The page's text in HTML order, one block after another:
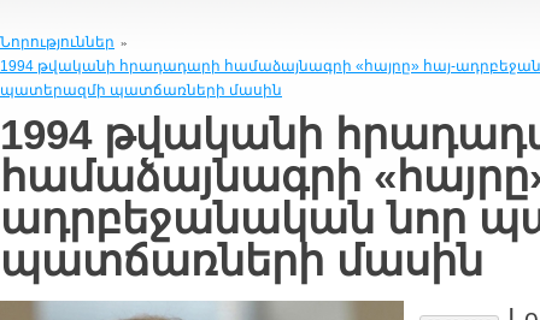
Նորություններ »
1994 թվականի հրադադարի համաձայնագրի «հայրը» հայ-
պատերազմի պատճառների մասին
1994 թվականի
համաձայնագրի
ադրբեջանական նոր
պատճառների մասին